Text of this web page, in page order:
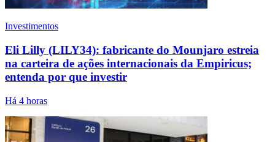
Investimentos
Eli Lilly (LILY34): fabricante do Mounjaro estreia
na carteira de ações internacionais da Empiricus;
entenda por que investir
Há 4 horas